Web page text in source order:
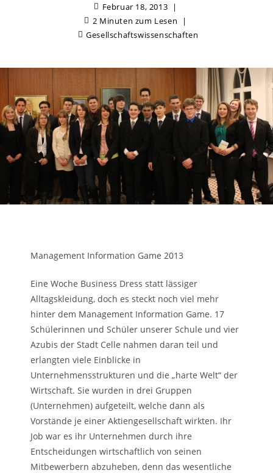
Februar 18, 2013
2 Minuten zum Lesen
Gesellschaftswissenschaften
Management Information Game 2013
Eine Woche Business Dress statt lässiger
Alltagskleidung, doch es steckt noch viel mehr
hinter dem Management Information Game. 17
Schülerinnen und Schüler unserer Schule und vier
Azubis der Stadt Celle nahmen daran teil und
erlangten viele Einblicke in
Unternehmensstrukturen und die „harte Welt“ der
Wirtschaft. Sie wurden in drei Gruppen
(Unternehmen) aufgeteilt, welche dann als
Vorstände je einer Aktiengesellschaft wirkten. Ihr
Job war es ihr Unternehmen durch ihre
Entscheidungen wirtschaftlich von seinen
Mitbewerbern abzuheben, denn das wesentliche